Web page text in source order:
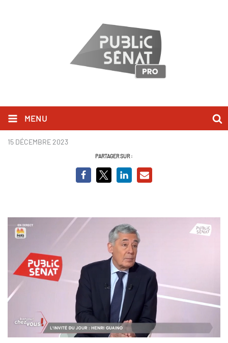
MENU
Henri Guaino.png
15 DÉCEMBRE 2023
PARTAGER SUR :